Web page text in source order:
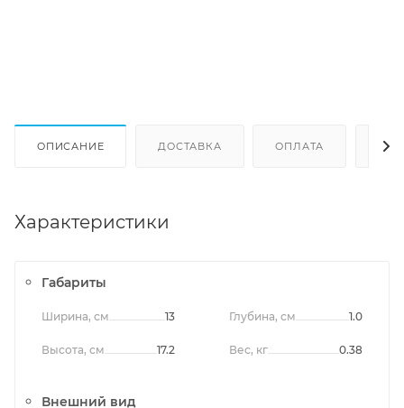
ОПИСАНИЕ ДОСТАВКА ОПЛАТА
Характеристики
Габариты
Ширина, см 13
Высота, см 17.2
Глубина, см 1.0
Вес, кг 0.38
Внешний вид